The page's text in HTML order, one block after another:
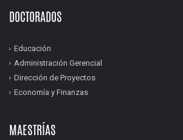
DOCTORADOS
Educación
Administración Gerencial
Dirección de Proyectos
Economía y Finanzas
MAESTRÍAS